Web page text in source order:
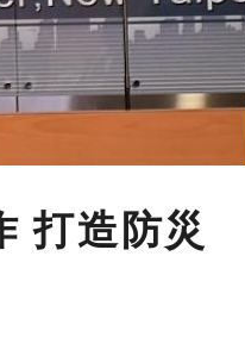
打造防災